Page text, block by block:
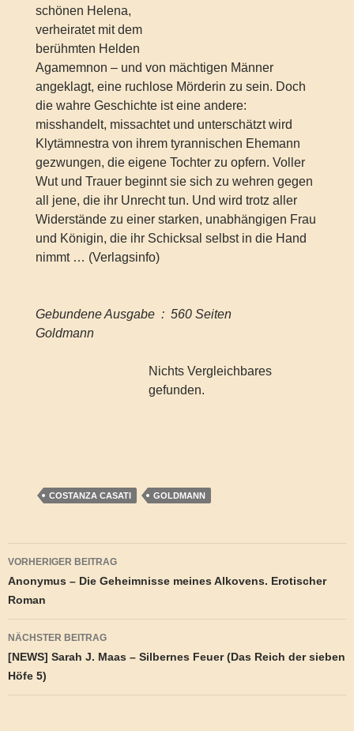
schönen Helena,
verheiratet mit dem
berühmten Helden
Agamemnon – und von mächtigen Männer
angeklagt, eine ruchlose Mörderin zu sein. Doch
die wahre Geschichte ist eine andere:
misshandelt, missachtet und unterschätzt wird
Klytämnestra von ihrem tyrannischen Ehemann
gezwungen, die eigene Tochter zu opfern. Voller
Wut und Trauer beginnt sie sich zu wehren gegen
all jene, die ihr Unrecht tun. Und wird trotz aller
Widerstände zu einer starken, unabhängigen Frau
und Königin, die ihr Schicksal selbst in die Hand
nimmt … (Verlagsinfo)
Gebundene Ausgabe ‏ : ‎ 560 Seiten
Goldmann
Nichts Vergleichbares
gefunden.
COSTANZA CASATI GOLDMANN
Beitragsnavigation
VORHERIGER BEITRAG
Anonymus – Die Geheimnisse meines Alkovens. Erotischer
Roman
NÄCHSTER BEITRAG
[NEWS] Sarah J. Maas – Silbernes Feuer (Das Reich der sieben
Höfe 5)